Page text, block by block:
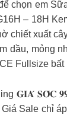
chọn em
– 18H
chiết xuất
mỏng
Fullsize
𝐆𝐈𝐀́ 𝐒𝐎̂́𝐂
Sale chỉ